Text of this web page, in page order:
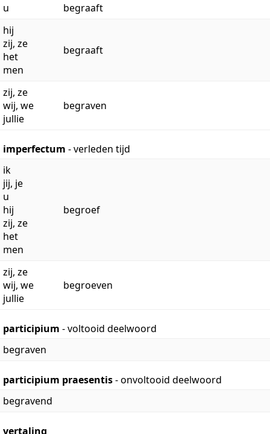
u
begraaft
hij
zij, ze
het
men
begraaft
zij, ze
wij, we
jullie
begraven
imperfectum - verleden tijd
ik
jij, je
u
hij
zij, ze
het
men
begroef
zij, ze
wij, we
jullie
begroeven
participium - voltooid deelwoord
begraven
participium praesentis- onvoltooid deelwoord
begravend
vertaling